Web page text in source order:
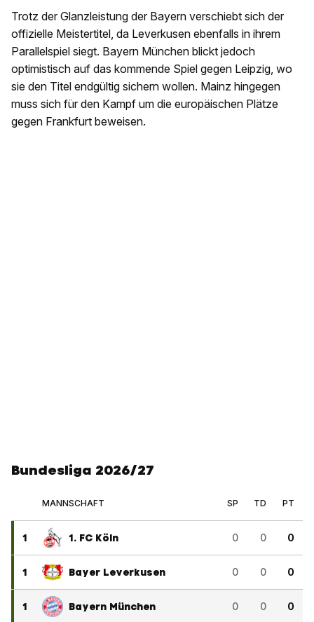
Trotz der Glanzleistung der Bayern verschiebt sich der
offizielle Meistertitel, da Leverkusen ebenfalls in ihrem
Parallelspiel siegt. Bayern München blickt jedoch
optimistisch auf das kommende Spiel gegen Leipzig, wo
sie den Titel endgültig sichern wollen. Mainz hingegen
muss sich für den Kampf um die europäischen Plätze
gegen Frankfurt beweisen.
Bundesliga 2026/27
MANNSCHAFT SP TD PT
1 1. FC Köln 0 0 0
1 Bayer Leverkusen 0 0 0
1 Bayern München 0 0 0